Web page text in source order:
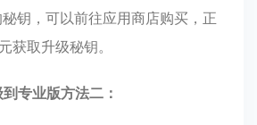
钥，可以前往应用商店购买，正
获取升级秘钥。
专业版方法二：